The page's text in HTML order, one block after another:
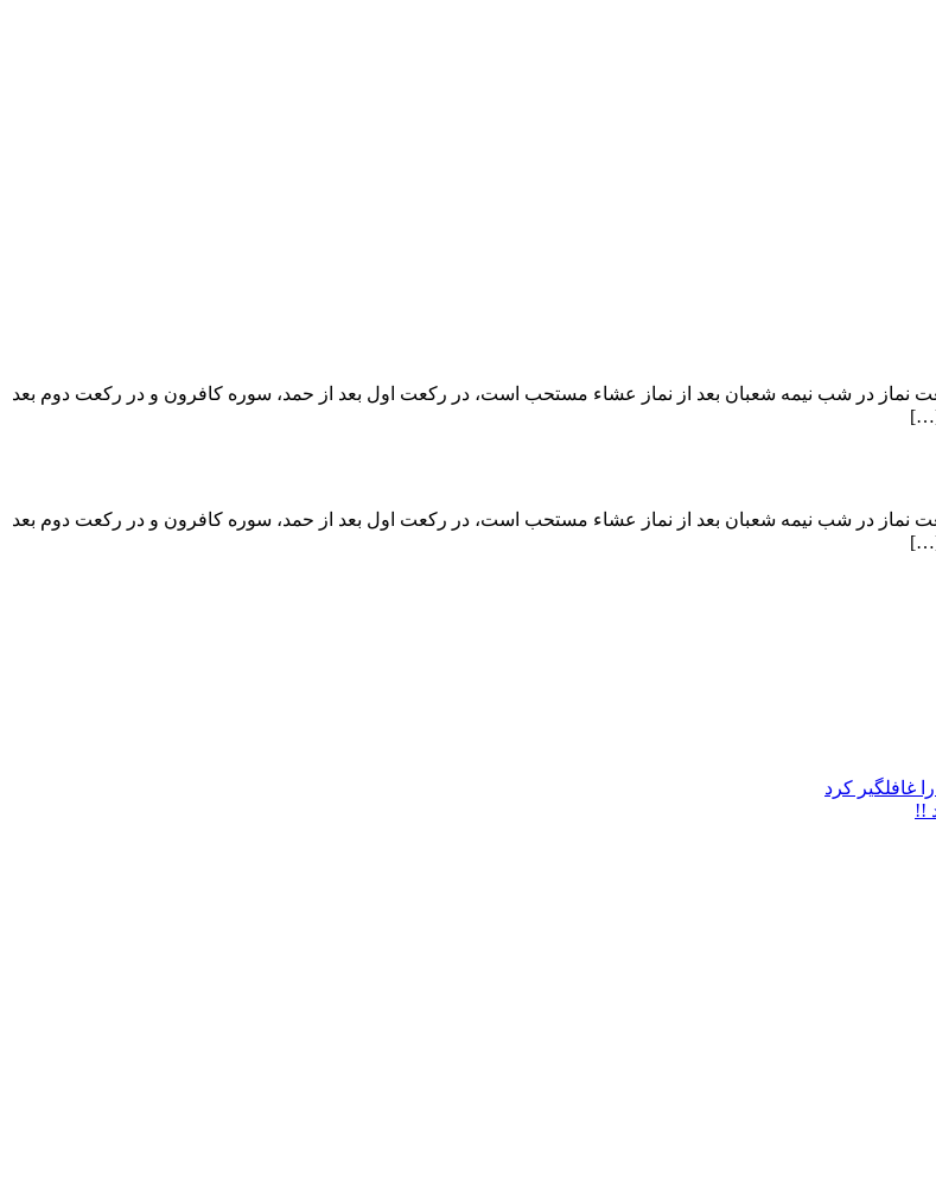
در شب نیمه شعبان بعد از نماز عشاء مستحب است، در رکعت اول بعد از حمد، سوره کافرون و در رکعت دوم بعد
[…]
در شب نیمه شعبان بعد از نماز عشاء مستحب است، در رکعت اول بعد از حمد، سوره کافرون و در رکعت دوم بعد
[…]
غافلگیر کرد
!!